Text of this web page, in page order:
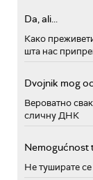
Da, ali...
Како
шта нас
Dvojnik mog
Вероватно
сличну ДНК
Nemogućnost
Не туширате се